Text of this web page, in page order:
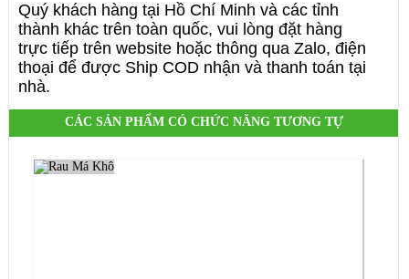
Quý khách hàng tại Hồ Chí Minh và các tỉnh
thành khác trên toàn quốc, vui lòng đặt hàng
trực tiếp trên website hoặc thông qua Zalo, điện
thoại để được Ship COD nhận và thanh toán tại
nhà.
CÁC SẢN PHẨM CÓ CHỨC NĂNG TƯƠNG TỰ